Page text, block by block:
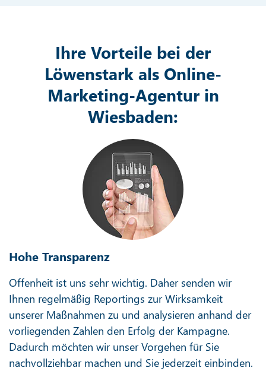
Ihre Vorteile bei der
Löwenstark als Online-
Marketing-Agentur in
Wiesbaden:
Hohe Transparenz
Offenheit ist uns sehr wichtig. Daher senden wir
Ihnen regelmäßig Reportings zur Wirksamkeit
unserer Maßnahmen zu und analysieren anhand der
vorliegenden Zahlen den Erfolg der Kampagne.
Dadurch möchten wir unser Vorgehen für Sie
nachvollziehbar machen und Sie jederzeit einbinden.